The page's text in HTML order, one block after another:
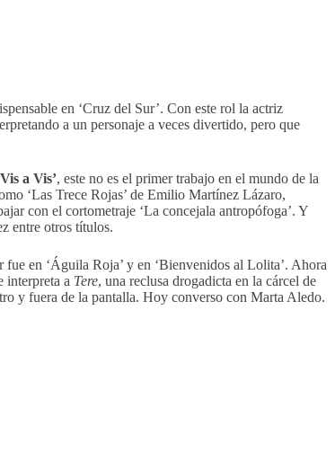
en ‘Cruz del Sur’. Con este rol la actriz
a un personaje a veces divertido, pero que
a Vis’, este no es el primer trabajo en el mundo de la
‘Las Trece Rojas’ de Emilio Martínez Lázaro,
con el cortometraje ‘La concejala antropófoga’. Y
entre otros títulos.
fue en ‘Águila Roja’ y en ‘Bienvenidos al Lolita’. Ahora
interpreta a Tere, una reclusa drogadicta en la cárcel de
y fuera de la pantalla. Hoy converso con Marta Aledo.